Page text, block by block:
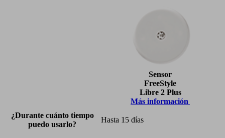
Sensor
FreeStyle
Libre 2 Plus
Más información
¿Durante cuánto tiempo
puedo usarlo?
Hasta 15 días